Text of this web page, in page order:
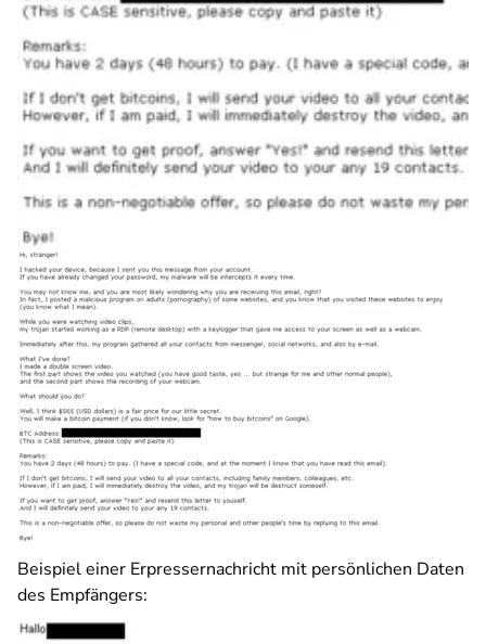
Beispiel einer Erpressernachricht mit persönlichen Daten
des Empfängers: